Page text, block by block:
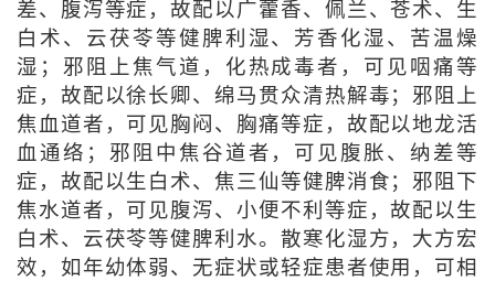
差、腹泻等症，故配以广藿香、佩兰、苍术、生
白术、云茯苓等健脾利湿、芳香化湿、苦温燥
湿；邪阻上焦气道，化热成毒者，可见咽痛等
症，故配以徐长卿、绵马贯众清热解毒；邪阻上
焦血道者，可见胸闷、胸痛等症，故配以地龙活
血通络；邪阻中焦谷道者，可见腹胀、纳差等
症，故配以生白术、焦三仙等健脾消食；邪阻下
焦水道者，可见腹泻、小便不利等症，故配以生
白术、云茯苓等健脾利水。散寒化湿方，大方宏
效，如年幼体弱、无症状或轻症患者使用，可相